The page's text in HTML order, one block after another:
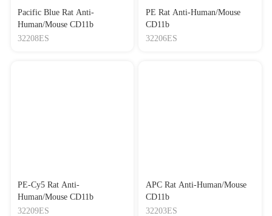
Pacific Blue Rat Anti-
Human/Mouse CD11b
32208ES
PE Rat Anti-Human/Mouse
CD11b
32206ES
PE-Cy5 Rat Anti-
Human/Mouse CD11b
32209ES
APC Rat Anti-Human/Mouse
CD11b
32203ES